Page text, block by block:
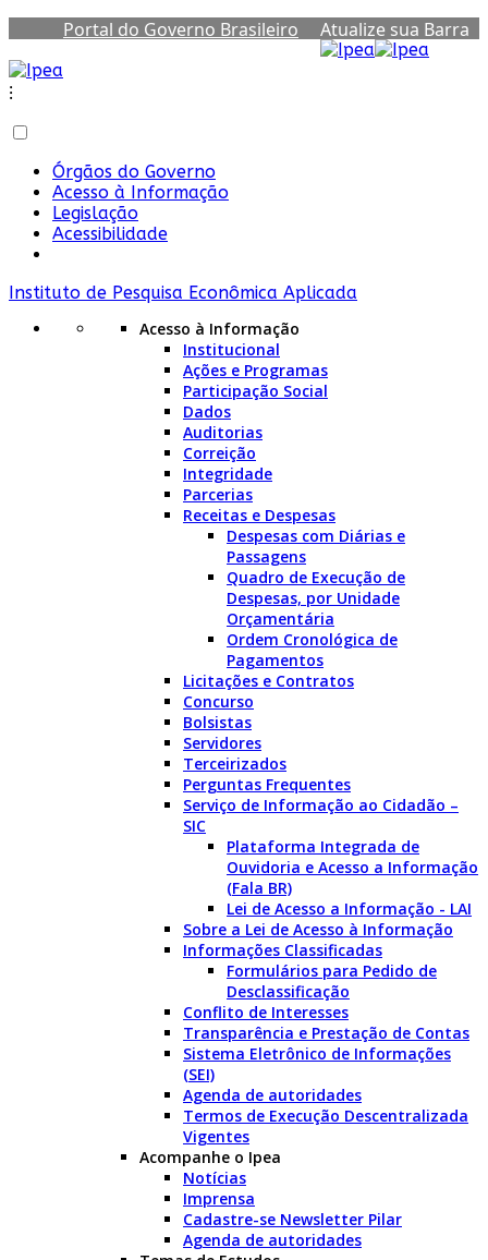
Portal do Governo Brasileiro
Atualize sua Barra
⁝
Órgãos do Governo
Acesso à Informação
Legislação
Acessibilidade
Instituto de Pesquisa Econômica Aplicada
Acesso à Informação
Institucional
Ações e Programas
Participação Social
Dados
Auditorias
Correição
Integridade
Parcerias
Receitas e Despesas
Despesas com Diárias e
Passagens
Quadro de Execução de
Despesas, por Unidade
Orçamentária
Ordem Cronológica de
Pagamentos
Licitações e Contratos
Concurso
Bolsistas
Servidores
Terceirizados
Perguntas Frequentes
Serviço de Informação ao Cidadão –
SIC
Plataforma Integrada de
Ouvidoria e Acesso a Informação
(Fala BR)
Lei de Acesso a Informação - LAI
Sobre a Lei de Acesso à Informação
Informações Classificadas
Formulários para Pedido de
Desclassificação
Conflito de Interesses
Transparência e Prestação de Contas
Sistema Eletrônico de Informações
(SEI)
Agenda de autoridades
Termos de Execução Descentralizada
Vigentes
Acompanhe o Ipea
Notícias
Imprensa
Cadastre-se Newsletter Pilar
Agenda de autoridades